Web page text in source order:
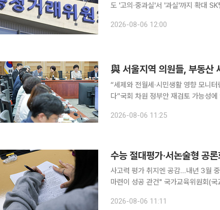
도 '고의·중과실'서 '과실'까지 확대 SK텔레콤, KT, LG유플러스 등 통신 3사의 개인정보 침해사고
콤, KT, LG유플러스 등 3개 통신사의
2026-08-06 12:00
與 서울지역 의원들, 부동산
“세제와 전월세·시민생활 영향 모니
다”국회 차원 정부안 재검토 가능성에 “전제하면 안돼” 서울에 지
2026-08-06 11:25
수능 절대평가·서논술형 공
사고력 평가 취지엔 공감…내년 3월
마련이 성공 관건" 국가교육위원회(국교위)가 대학수학능력시험(수능) 절대평가 전환과 서·논술형
확대라는 방향에는 공감하면서도 변
2026-08-06 11:11